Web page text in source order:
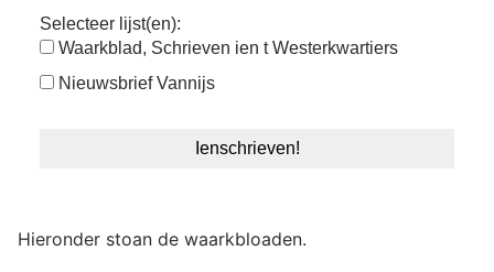
Selecteer lijst(en):
Waarkblad, Schrieven ien t Westerkwartiers
Nieuwsbrief Vannijs
Hieronder stoan de waarkbloaden.